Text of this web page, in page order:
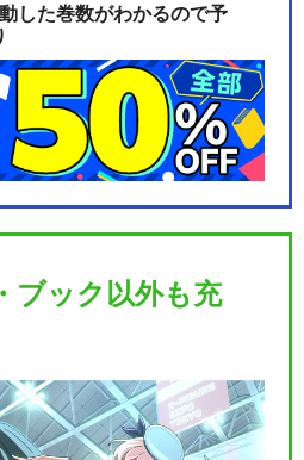
した巻数がわかるので予
ブック以外も充